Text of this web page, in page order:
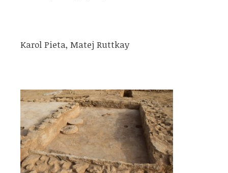
Karol Pieta, Matej Ruttkay